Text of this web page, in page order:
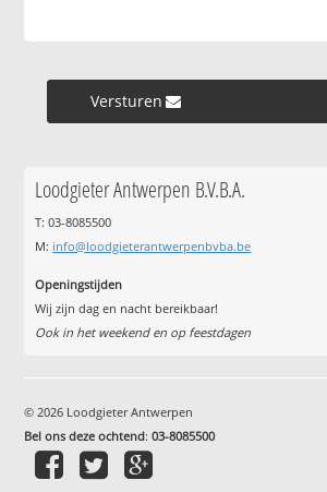
Versturen »
Loodgieter Antwerpen B.V.B.A.
T: 03-8085500
M: info@loodgieterantwerpenbvba.be
Openingstijden
Wij zijn dag en nacht bereikbaar!
Ook in het weekend en op feestdagen
© 2026 Loodgieter Antwerpen
Bel ons deze ochtend:03-8085500